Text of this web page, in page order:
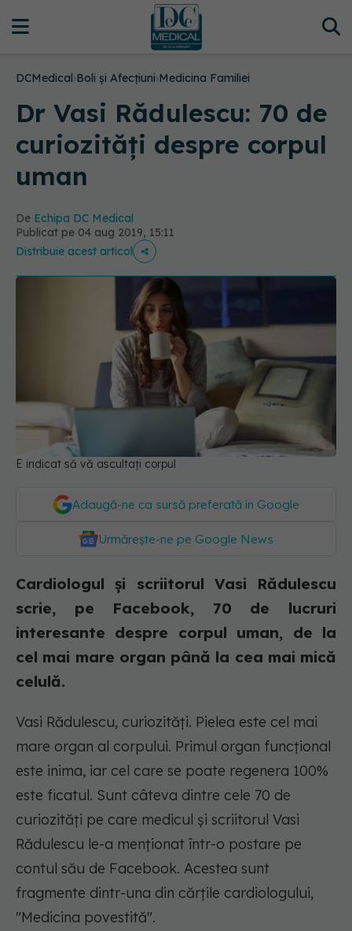
DCMedical›Boli și Afecțiuni›Medicina Familiei
Dr Vasi Rădulescu: 70 de
curiozități despre corpul
uman
De Echipa DC Medical
Publicat pe 04 aug 2019, 15:11
Distribuie acest articol
E indicat să vă ascultați corpul
Adaugă-ne ca sursă preferată în Google
Urmărește-ne pe Google News
Cardiologul și scriitorul Vasi Rădulescu
scrie, pe Facebook, 70 de lucruri
interesante despre corpul uman, de la
cel mai mare organ până la cea mai mică
celulă.
Vasi Rădulescu, curiozități. Pielea este cel mai
mare organ al corpului. Primul organ funcțional
este inima, iar cel care se poate regenera 100%
este ficatul. Sunt câteva dintre cele 70 de
curiozități pe care medicul și scriitorul Vasi
Rădulescu le-a menționat într-o postare pe
contul său de Facebook. Acestea sunt
fragmente dintr-una din cărțile cardiologului,
"Medicina povestită".